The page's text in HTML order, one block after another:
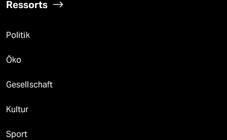
Ressorts
Politik
Öko
Gesellschaft
Kultur
Sport